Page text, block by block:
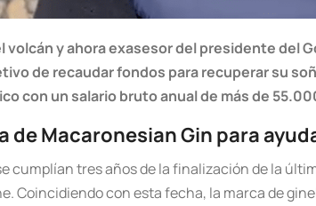
volcán y ahora exasesor del presidente del
de recaudar fondos para recuperar su
con un salario bruto anual de más de
de Macaronesian Gin para
cumplían tres años de la finalización de la
Coincidiendo con esta fecha, la marca de